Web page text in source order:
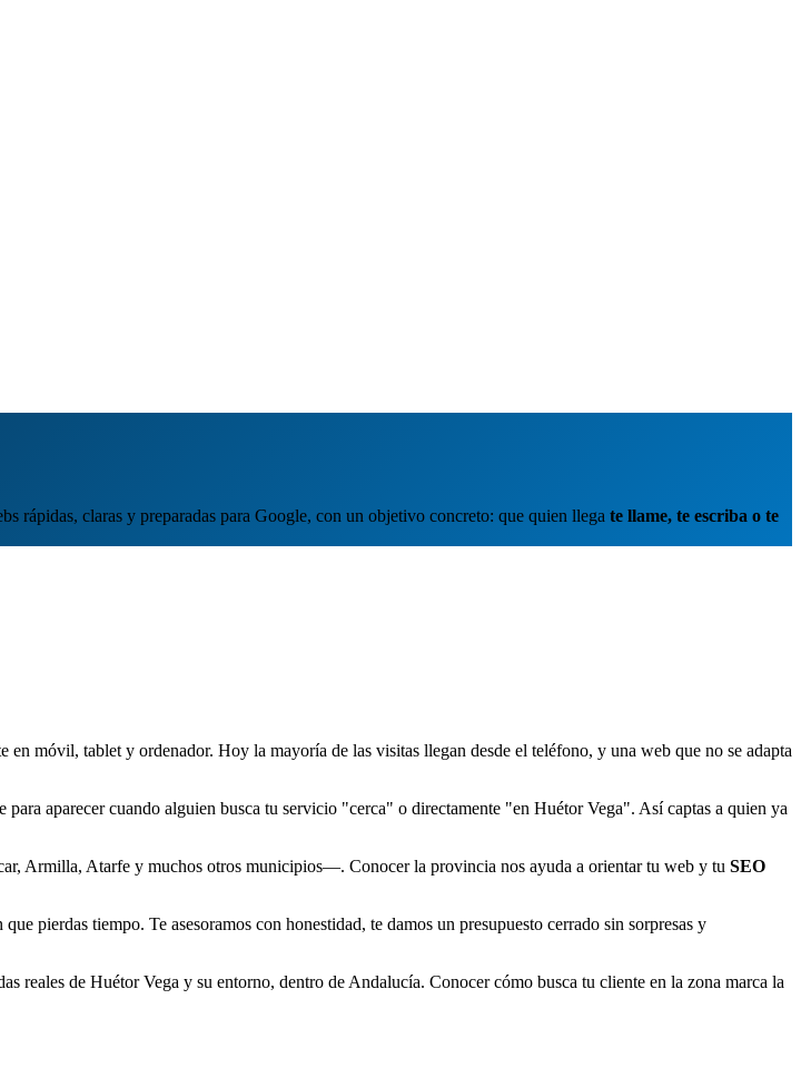
rápidas, claras y preparadas para Google, con un objetivo concreto: que quien llega te llame, te escriba o te
en móvil, tablet y ordenador. Hoy la mayoría de las visitas llegan desde el teléfono, y una web que no se adapta
aparecer cuando alguien busca tu servicio "cerca" o directamente "en Huétor Vega". Así captas a quien ya
Armilla, Atarfe y muchos otros municipios—. Conocer la provincia nos ayuda a orientar tu web y tu SEO
pierdas tiempo. Te asesoramos con honestidad, te damos un presupuesto cerrado sin sorpresas y
reales de Huétor Vega y su entorno, dentro de Andalucía. Conocer cómo busca tu cliente en la zona marca la